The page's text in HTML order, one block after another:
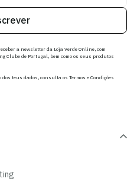
a newsletter da Loja Verde Online, com
Clube de Portugal, bem como os seus produtos
teus dados, consulta os Termos e Condições